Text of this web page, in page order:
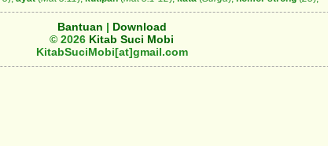
Bantuan | Download
© 2026 Kitab Suci Mobi
KitabSuciMobi[at]gmail.com